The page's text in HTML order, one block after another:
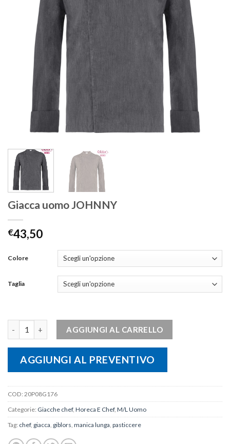
Giacca uomo JOHNNY
€43,50
Colore
Taglia
AGGIUNGI AL CARRELLO
AGGIUNGI AL PREVENTIVO
COD: 20P08G176
Categorie: Giacche chef, Horeca E Chef, M/L Uomo
Tag: chef, giacca giblors manica lunga pasticcere